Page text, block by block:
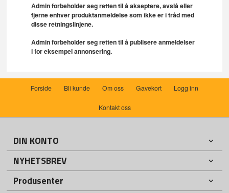
Admin forbeholder seg retten til å akseptere, avslå eller
fjerne enhver produktanmeldelse som ikke er i tråd med
disse retningslinjene.
Admin forbeholder seg retten til å publisere anmeldelser
i for eksempel annonsering.
Forside Bli kunde Om oss Gavekort Logg inn
Kontakt oss
DIN KONTO
NYHETSBREV
Produsenter